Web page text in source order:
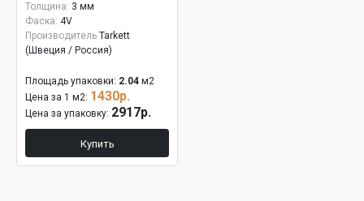
Толщина: 3 мм
Фаска: 4V
Производитель Tarkett
(Швеция / Россия)
Площадь упаковки: 2.04 м2
Цена за 1 м2: 1430р.
Цена за упаковку: 2917р.
Купить